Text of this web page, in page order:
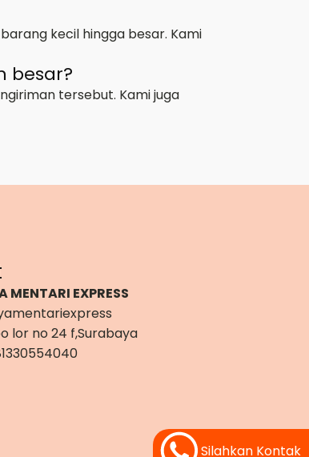
kecil hingga besar. Kami
besar?
tersebut. Kami juga
MENTARI EXPRESS
lor no 24 f,Surabaya
Silahkan Kontak